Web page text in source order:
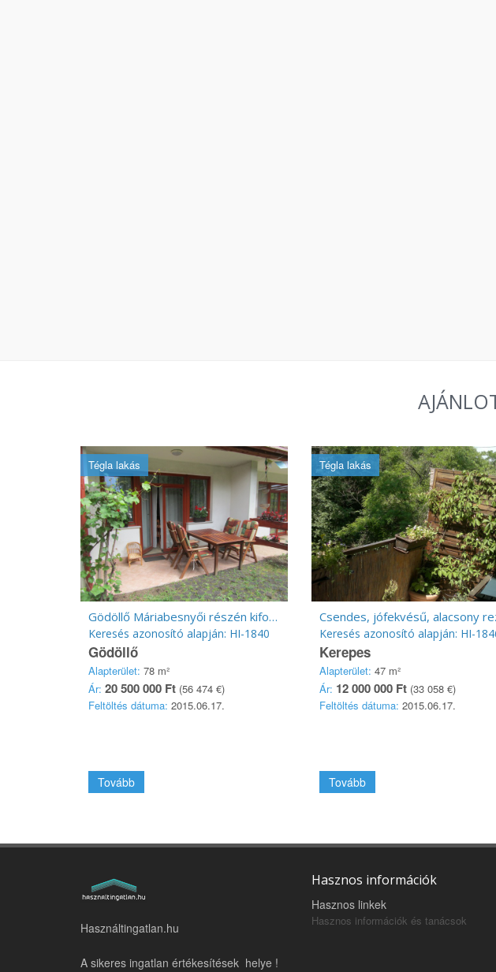
Tégla lakás
Gödöllő Máriabesnyői részén kifogástalan újszerű lakás
Keresés azonosító alapján: HI-1840
Gödöllő
Alapterület: 78 m²
Ár: 20 500 000 Ft (56 474 €)
Feltöltés dátuma: 2015.06.17.
Tovább
Tégla lakás
Keresés azonosító alapján: HI-
Kerepes
Alapterület: 47 m²
Ár: 12 000 000 Ft(33 058 €)
Feltöltés dátuma: 2015.06.17.
Tovább
Használtingatlan.hu
A sikeres ingatlan értékesítések helye !
Hasznos információk
Hasznos linkek
Hasznos információk és tanácsok